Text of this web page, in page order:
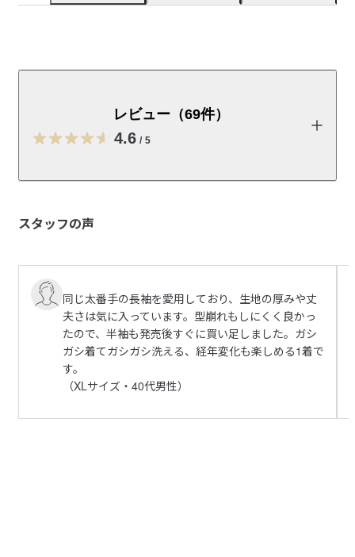
ハリとコシがある生地で、着用や洗濯を繰り返してもヨレにく
さまざまなコーディネートに合わせやすい、ベーシックなクル
【仕様】
伸縮性：なし
透け感：なし
フィット感：普通
【こちらもおすすめ】
「洗いざらし太番手フットボール五分袖Ｔシャツ」もおすすめ
レビュー（69件）
4.6 / 5
2026/08/06
定番として長く着れます
生地も丁度良い厚みで型崩れしなそうです。
サイズバランスも良い
参考になった（0人）
モモンガ
スタッフの声
同じ太番手の長袖を愛用しており、生地の厚みや丈
夫さは気に入っています。型崩れもしにくく良かっ
たので、半袖も発売後すぐに買い足しました。ガシ
ガシ着てガシガシ洗える、経年変化も楽しめる1着で
す。
（XLサイズ・40代男性）